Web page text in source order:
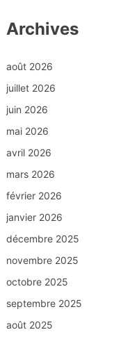
Archives
août 2026
juillet 2026
juin 2026
mai 2026
avril 2026
mars 2026
février 2026
janvier 2026
décembre 2025
novembre 2025
octobre 2025
septembre 2025
août 2025